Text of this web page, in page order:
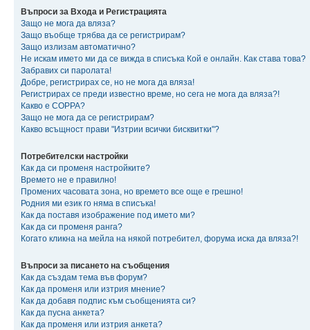
Въпроси за Входа и Регистрацията
Защо не мога да вляза?
Защо въобще трябва да се регистрирам?
Защо излизам автоматично?
Не искам името ми да се вижда в списъка Кой е онлайн. Как става това?
Забравих си паролата!
Добре, регистрирах се, но не мога да вляза!
Регистрирах се преди известно време, но сега не мога да вляза?!
Какво е COPPA?
Защо не мога да се регистрирам?
Какво всъщност прави "Изтрии всички бисквитки"?
Потребителски настройки
Как да си променя настройките?
Времето не е правилно!
Промених часовата зона, но времето все още е грешно!
Родния ми език го няма в списъка!
Как да поставя изображение под името ми?
Как да си променя ранга?
Когато кликна на мейла на някой потребител, форума иска да вляза?!
Въпроси за писането на съобщения
Как да създам тема във форум?
Как да променя или изтрия мнение?
Как да добавя подпис към съобщенията си?
Как да пусна анкета?
Как да променя или изтрия анкета?